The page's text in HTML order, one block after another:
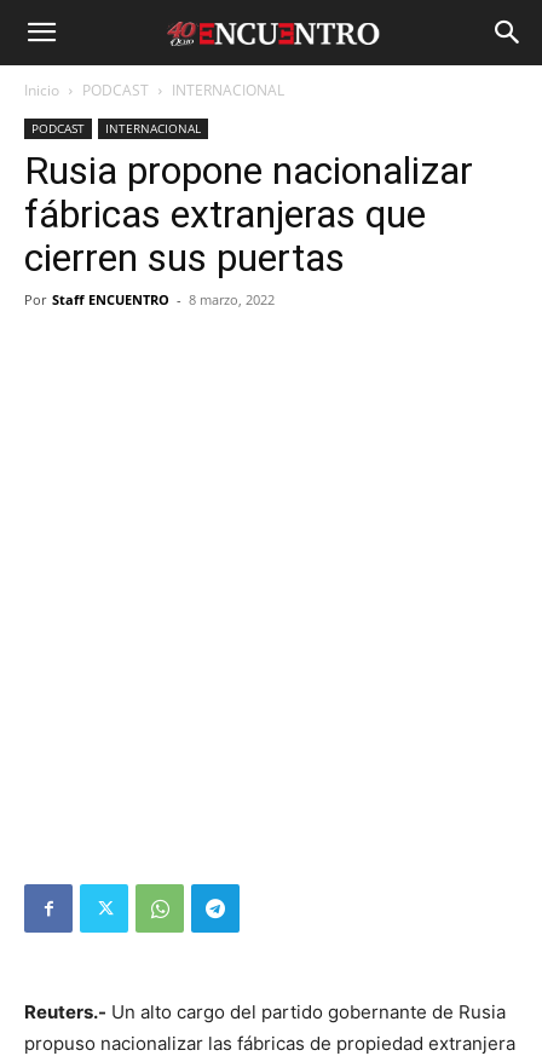
Inicio PODCAST INTERNACIONAL
PODCAST INTERNACIONAL
Rusia propone nacionalizar
fábricas extranjeras que
cierren sus puertas
Por Staff ENCUENTRO - 8 marzo, 2022
Reuters.- Un alto cargo del partido gobernante de Rusia
propuso nacionalizar las fábricas de propiedad extranjera